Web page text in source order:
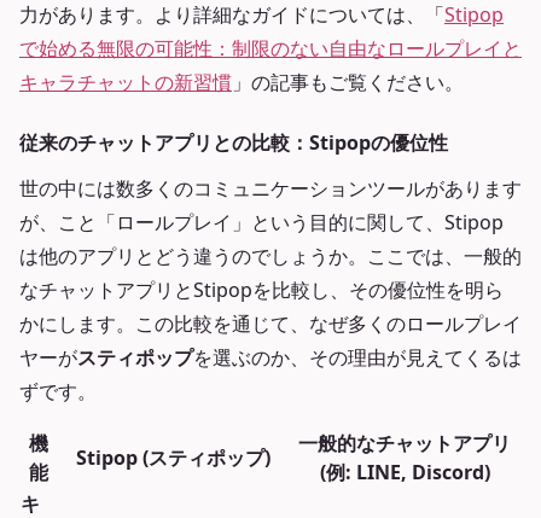
力があります。より詳細なガイドについては、「Stipop
で始める無限の可能性：制限のない自由なロールプレイと
キャラチャットの新習慣 」の記事もご覧ください。
従来のチャットアプリとの比較：Stipopの優位性
世の中には数多くのコミュニケーションツールがあります
が、こと「ロールプレイ」という目的に関して、Stipop
は他のアプリとどう違うのでしょうか。ここでは、一般的
なチャットアプリとStipopを比較し、その優位性を明ら
かにします。この比較を通じて、なぜ多くのロールプレイ
ヤーがスティポップを選ぶのか、その理由が見えてくるは
ずです。
機
能
Stipop (スティポップ)
一般的なチャットアプリ
(例: LINE, Discord)
キ